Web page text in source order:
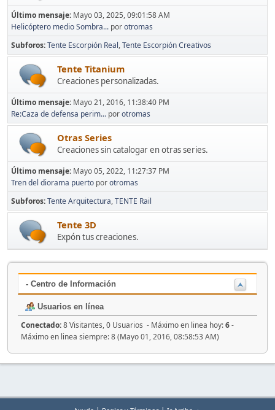
Último mensaje: Mayo 03, 2025, 09:01:58 AM
Helicóptero medio Sombra... porotromas
Subforos Tente Escorpión Real Tente Escorpión Creativos
Tente Titanium
Creaciones personalizadas.
Último mensaje: Mayo 21, 2016, 11:38:40 PM
Re:Caza de defensa perim... porotromas
Otras Series
Creaciones sin catalogar en otras series.
Último mensaje: Mayo 05, 2022, 11:27:37 PM
Tren del diorama puerto porotromas
Subforos Tente Arquitectura TENTE Rail
Tente 3D
Expón tus creaciones.
- Centro de Información
Usuarios en línea
Conectado:8 Visitantes, 0 Usuarios - Máximo en linea hoy:6-
Máximo en linea siempre: 8 (Mayo 01, 2016, 08:58:53 AM)